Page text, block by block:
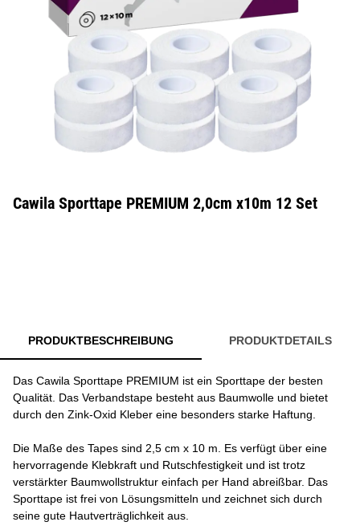
Cawila Sporttape PREMIUM 2,0cm x10m 12 Set
PRODUKTBESCHREIBUNG PRODUKTDETAILS
Das Cawila Sporttape PREMIUM ist ein Sporttape der besten
Qualität. Das Verbandstape besteht aus Baumwolle und bietet
durch den Zink-Oxid Kleber eine besonders starke Haftung.
Die Maße des Tapes sind 2,5 cm x 10 m. Es verfügt über eine
hervorragende Klebkraft und Rutschfestigkeit und ist trotz
verstärkter Baumwollstruktur einfach per Hand abreißbar. Das
Sporttape ist frei von Lösungsmitteln und zeichnet sich durch
seine gute Hautverträglichkeit aus.